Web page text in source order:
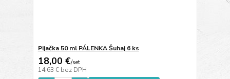
Pijačka 50 ml PÁLENKA Šuhaj 6 ks
18,00 €/set
14,63 € bez DPH